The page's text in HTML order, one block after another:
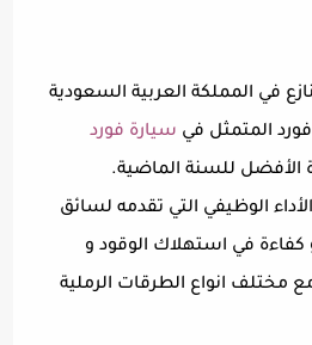
في المملكة العربية السعودية
المتمثل في سيارة فورد
الأفضل للسنة الماضية.
الوظيفي التي تقدمه لسائق
كفاءة في استهلاك الوقود و
مختلف انواع الطرقات الرملية